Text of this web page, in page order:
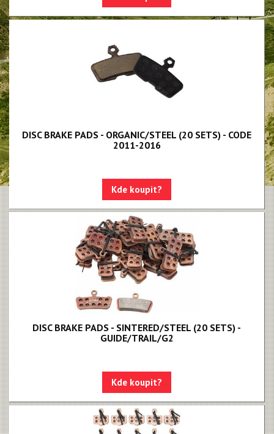
DISC BRAKE PADS - ORGANIC/STEEL (20 SETS) - CODE
2011-2016
Kde koupit?
DISC BRAKE PADS - SINTERED/STEEL (20 SETS) -
GUIDE/TRAIL/G2
Kde koupit?